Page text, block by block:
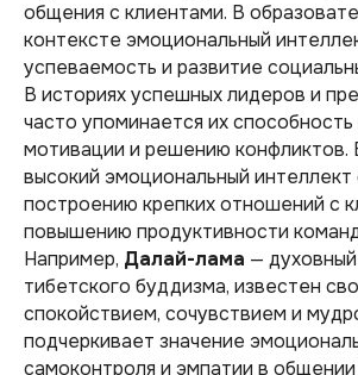
общения с клиентами. В
контексте эмоциональный
успеваемость и развитие
В историях успешных лидеров и
часто упоминается их способность
мотивации и решению конфликтов.
высокий эмоциональный
построению крепких отношений с
повышению продуктивности
Например, Далай-лама —
тибетского буддизма, известен
спокойствием, сочувствием и
подчеркивает значение
самоконтроля и эмпатии в